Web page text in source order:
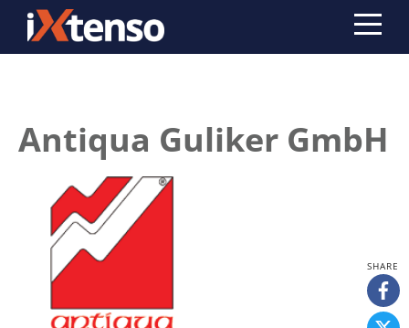
Antiqua Guliker GmbH